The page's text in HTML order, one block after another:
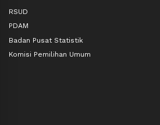
RSUD
PDAM
Badan Pusat Statistik
Komisi Pemilihan Umum